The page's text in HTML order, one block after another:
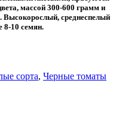
массой 300-600 грамм и
среднеспелый
8-10 семян.
сорта, Черные томаты